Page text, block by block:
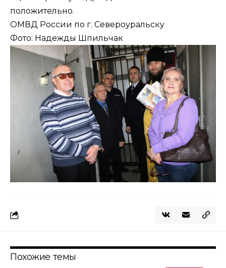
положительно.
ОМВД России по г. Североуральску
Фото: Надежды Шпильчак
Похожие темы